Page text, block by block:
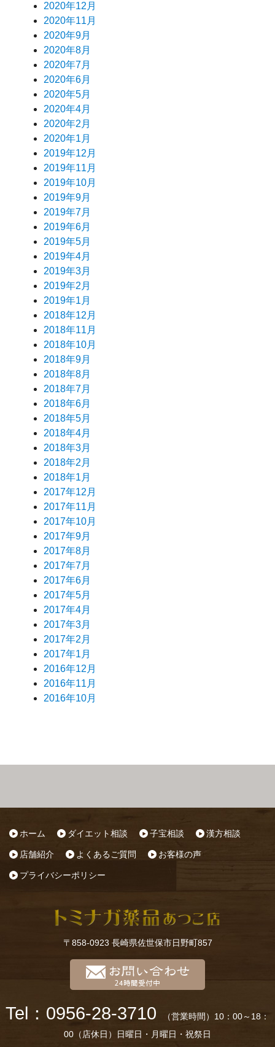
2020年12月
2020年11月
2020年9月
2020年8月
2020年7月
2020年6月
2020年5月
2020年4月
2020年2月
2020年1月
2019年12月
2019年11月
2019年10月
2019年9月
2019年7月
2019年6月
2019年5月
2019年4月
2019年3月
2019年2月
2019年1月
2018年12月
2018年11月
2018年10月
2018年9月
2018年8月
2018年7月
2018年6月
2018年5月
2018年4月
2018年3月
2018年2月
2018年1月
2017年12月
2017年11月
2017年10月
2017年9月
2017年8月
2017年7月
2017年6月
2017年5月
2017年4月
2017年3月
2017年2月
2017年1月
2016年12月
2016年11月
2016年10月
ホーム ダイエット相談 子宝相談 漢方相談
店舗紹介 よくあるご質問 お客様の声
プライバシーポリシー
〒858-0923 長崎県佐世保市日野町857
Tel：0956-28-3710
（営業時間）10：00～18：
00（店休日）日曜日・月曜日・祝祭日